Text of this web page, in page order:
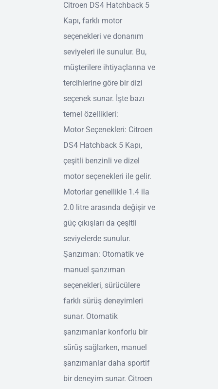
Citroen DS4 Hatchback 5
Kapı, farklı motor
seçenekleri ve donanım
seviyeleri ile sunulur. Bu,
müşterilere ihtiyaçlarına ve
tercihlerine göre bir dizi
seçenek sunar. İşte bazı
temel özellikleri:
Motor Seçenekleri: Citroen
DS4 Hatchback 5 Kapı,
çeşitli benzinli ve dizel
motor seçenekleri ile gelir.
Motorlar genellikle 1.4 ila
2.0 litre arasında değişir ve
güç çıkışları da çeşitli
seviyelerde sunulur.
Şanzıman: Otomatik ve
manuel şanzıman
seçenekleri, sürücülere
farklı sürüş deneyimleri
sunar. Otomatik
şanzımanlar konforlu bir
sürüş sağlarken, manuel
şanzımanlar daha sportif
bir deneyim sunar. Citroen